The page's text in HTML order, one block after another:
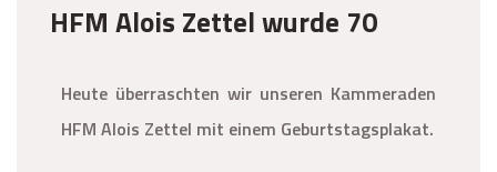
HFM Alois Zettel wurde 70
Heute überraschten wir unseren Kammeraden
HFM Alois Zettel mit einem Geburtstagsplakat.